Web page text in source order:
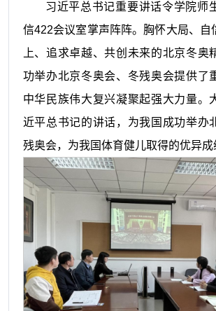
习近平总书记重要讲话令学院师
信422会议室掌声阵阵。胸怀大局、自
上、追求卓越、共创未来的北京冬奥
功举办北京冬奥会、冬残奥会提供了
中华民族伟大复兴凝聚起强大力量。
近平总书记的讲话，为我国成功举办
残奥会，为我国体育健儿取得的优异成